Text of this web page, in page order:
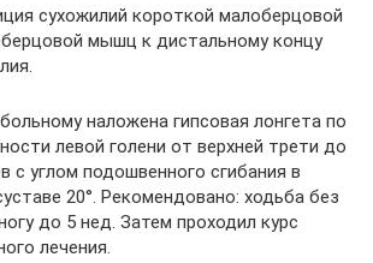
сухожилий короткой малоберцовой
мышц к дистальному концу
наложена гипсовая лонгета по
левой голени от верхней трети до
с углом подошвенного сгибания в
20°. Рекомендовано: ходьба без
до 5 нед. Затем проходил курс
лечения.